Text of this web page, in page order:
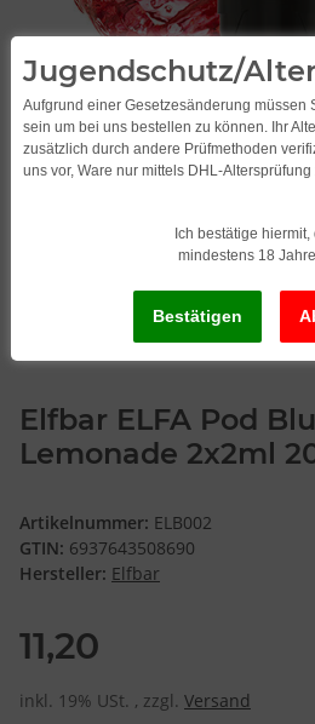
Elfbar ELFA Pod
Lemonade 2x2ml
Artikelnummer: ELB002
GTIN: 6937643508690
Hersteller: Elfbar
11,20
inkl. 19% USt. , zzgl. Versand
Jugendschutz/
Aufgrund einer Gesetzesänderung müssen
sein um bei uns bestellen zu können. Ihr
zusätzlich durch andere Prüfmethoden
uns vor, Ware nur mittels DHL-Altersprüfung
Ich bestätige hiermit,
mindestens 18